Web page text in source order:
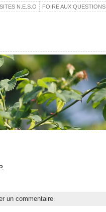
N.E.S.O FOIRE AUX QUESTIONS
un commentaire